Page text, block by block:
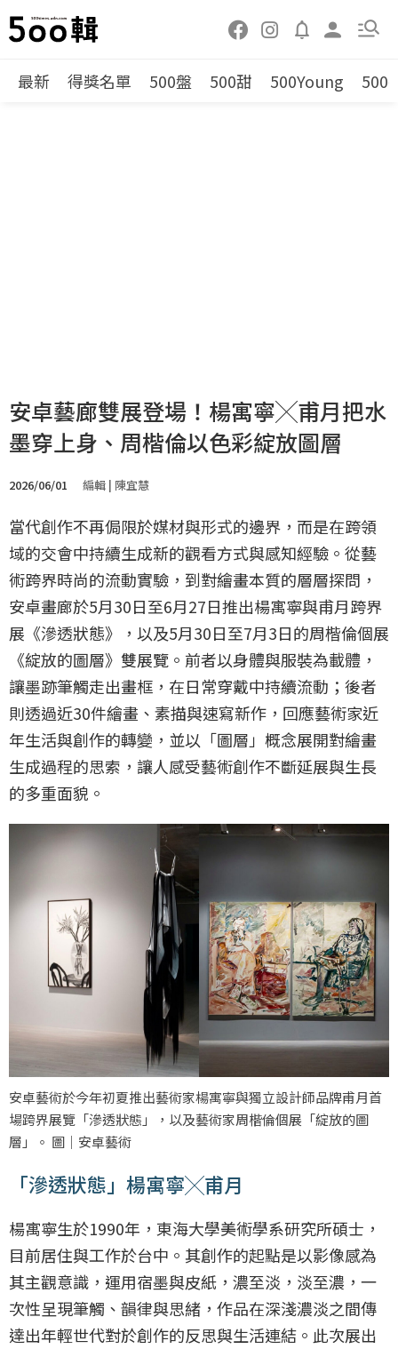
最新 得獎名單 500盤 500甜 500Young 500
安卓藝廊雙展登場！楊寓寧╳甫月把水
墨穿上身、周楷倫以色彩綻放圖層
2026/06/01 編輯 | 陳宜慧
當代創作不再侷限於媒材與形式的邊界，而是在跨領
域的交會中持續生成新的觀看方式與感知經驗。從藝
術跨界時尚的流動實驗，到對繪畫本質的層層探問，
安卓畫廊於5月30日至6月27日推出楊寓寧與甫月跨界
展《滲透狀態》，以及5月30日至7月3日的周楷倫個展
《綻放的圖層》雙展覽。前者以身體與服裝為載體，
讓墨跡筆觸走出畫框，在日常穿戴中持續流動；後者
則透過近30件繪畫、素描與速寫新作，回應藝術家近
年生活與創作的轉變，並以「圖層」概念展開對繪畫
生成過程的思索，讓人感受藝術創作不斷延展與生長
的多重面貌。
安卓藝術於今年初夏推出藝術家楊寓寧與獨立設計師品牌甫月首
場跨界展覽「滲透狀態」，以及藝術家周楷倫個展「綻放的圖
層」。 圖｜安卓藝術
「滲透狀態」楊寓寧╳甫月
楊寓寧生於1990年，東海大學美術學系研究所碩士，
目前居住與工作於台中。其創作的起點是以影像感為
其主觀意識，運用宿墨與皮紙，濃至淡，淡至濃，一
次性呈現筆觸、韻律與思緒，作品在深淺濃淡之間傳
達出年輕世代對於創作的反思與生活連結。此次展出